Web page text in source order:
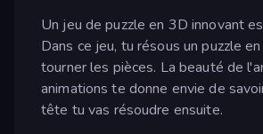
Un jeu de puzzle en 3D innovant
Dans ce jeu, tu résous un puzzle
tourner les pièces. La beauté de
animations te donne envie de
tête tu vas résoudre ensuite.